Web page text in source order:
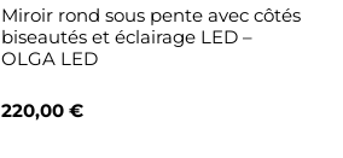
Miroir rond sous pente avec côtés
biseautés et éclairage LED –
OLGA LED
220,00 €